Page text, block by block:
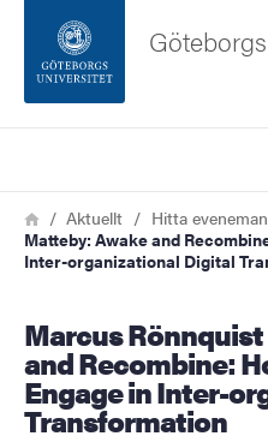
Sidfoten
Om webbplatsen
Länkstig
HemAktuellt Hitta
Matteby: Awake and
Inter-organizational Digital
Marcus Rönnquist Matteby: Awake
and Recombine:
Engage in Inter-
Transformation